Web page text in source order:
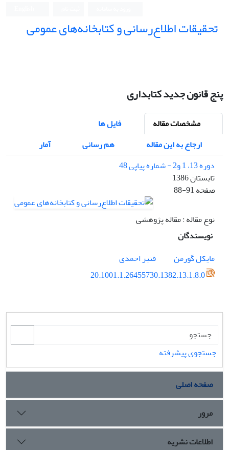
تحقیقات اطلاع‌رسانی و کتابخانه‌های عمومی
پنج قانون جدید کتابداری
مشخصات مقاله
فایل ها
ارجاع به این مقاله
هم رسانی
آمار
دوره 13، 1 و2 - شماره پیاپی 48
تابستان 1386
صفحه88-91
نوع مقاله : مقاله پژوهشی
نویسندگان
مایکل گورمن
قنبر احمدی
‎ 20.1001.1.26455730.1382.13.1.8.0
جستجوی پیشرفته
صفحه اصلی
مرور
اطلاعات نشریه